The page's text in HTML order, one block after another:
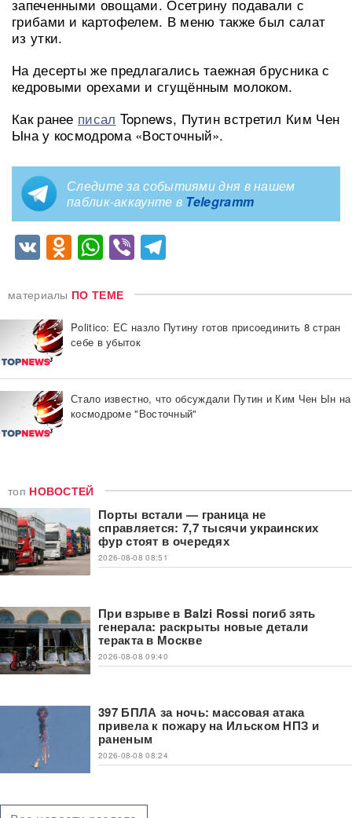
запеченными овощами. Осетрину подавали с
грибами и картофелем. В меню также был салат
из утки.
На десерты же предлагались таежная брусника с
кедровыми орехами и сгущённым молоком.
Как ранее писал Topnews, Путин встретил Ким Чен
Ына у космодрома «Восточный».
Следите за событиями дня в нашем
паблик-аккаунте в Telegramm
VKOdnoklassniki
WhatsApp
Viber
материалы ПО ТЕМЕ
Politico: ЕС назло Путину готов присоединить 8 стран
себе в убыток
Стало известно, что обсуждали Путин и Ким Чен Ын на
космодроме "Восточный"
топ НОВОСТЕЙ
Порты встали — граница не
справляется: 7,7 тысячи украинских
фур стоят в очередях
2026-08-08 08:51
При взрыве в Balzi Rossi погиб зять
генерала: раскрыты новые детали
теракта в Москве
2026-08-08 09:40
397 БПЛА за ночь: массовая атака
привела к пожару на Ильском НПЗ и
раненым
2026-08-08 08:24